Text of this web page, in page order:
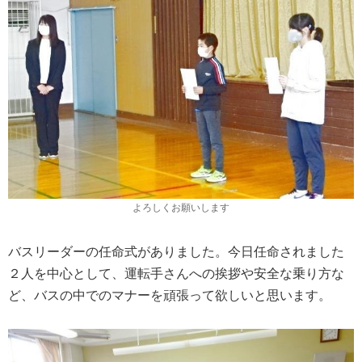
よろしくお願いします
バスリーダーの任命式がありました。今日任命されました
２人を中心として、運転手さんへの挨拶や安全な乗り方な
ど、バスの中でのマナーを頑張って欲しいと思います。